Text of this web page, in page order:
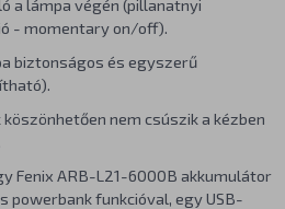
a lámpa végén (pillanatnyi
- momentary on/off).
biztonságos és egyszerű
nem csúszik a kézben
Fenix ARB-L21-6000B akkumulátor
powerbank funkcióval, egy USB-